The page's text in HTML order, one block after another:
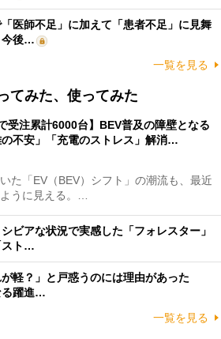
「医師不足」に加えて「患者不足」に見舞
今後…
一覧を見る
てみた、使ってみた
受注累計6000台】BEV普及の障壁となる
の不安」「充電のストレス」解消…
た「EV（BEV）シフト」の潮流も、最近
うに見える。…
ビアな状況で実感した「フォレスター」
スト…
軽？」と戸惑うのには理由があった
る躍進…
一覧を見る